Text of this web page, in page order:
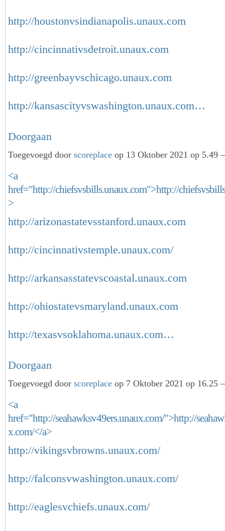
http://houstonvsindianapolis.unaux.com
http://cincinnativsdetroit.unaux.com
http://greenbayvschicago.unaux.com
http://kansascityvswashington.unaux.com…
Doorgaan
Toegevoegd door scoreplace op 13 Oktober 2021 op 5.49
<a
href="http://chiefsvsbills.unaux.com">http://
>
http://arizonastatevsstanford.unaux.com
http://cincinnativstemple.unaux.com/
http://arkansasstatevscoastal.unaux.com
http://ohiostatevsmaryland.unaux.com
http://texasvsoklahoma.unaux.com…
Doorgaan
Toegevoegd door scoreplace op 7 Oktober 2021 op 16.25
<a
href="http://seahawksv49ers.unaux.com/">http://
x.com/</a>
http://vikingsvbrowns.unaux.com/
http://falconsvwashington.unaux.com/
http://eaglesvchiefs.unaux.com/